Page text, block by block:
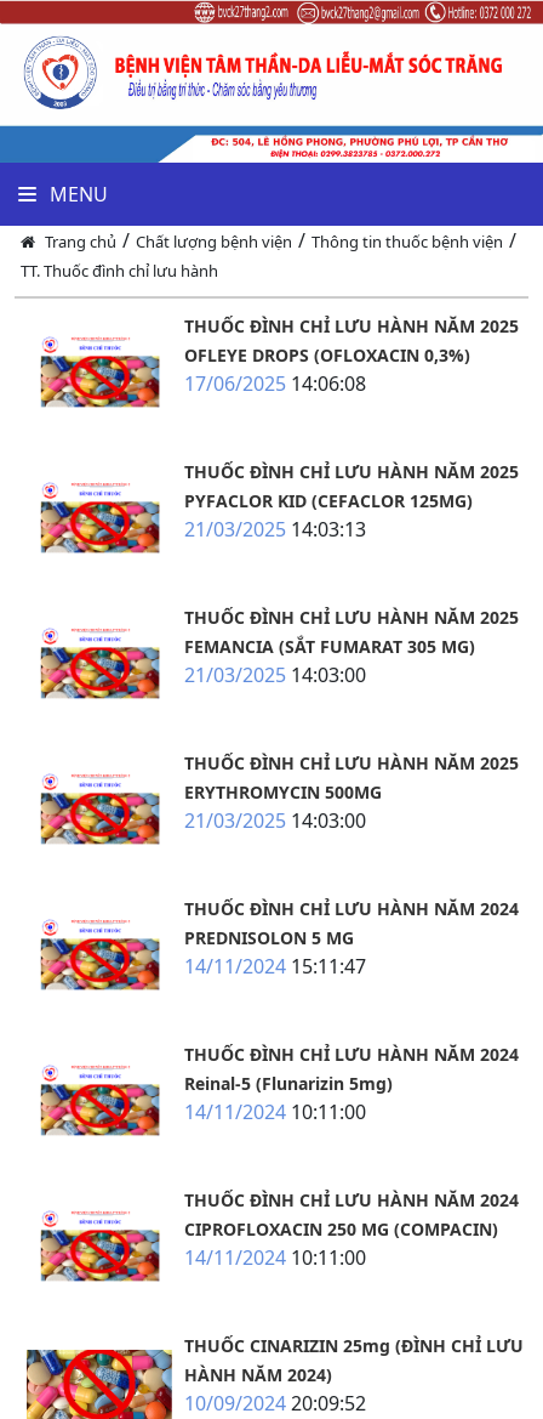
MENU
Trang chủ / Chất lượng bệnh viện / Thông tin thuốc bệnh viện /
TT. Thuốc đình chỉ lưu hành
THUỐC ĐÌNH CHỈ LƯU HÀNH NĂM 2025
OFLEYE DROPS (OFLOXACIN 0,3%)
17/06/2025 14:06:08
THUỐC ĐÌNH CHỈ LƯU HÀNH NĂM 2025
PYFACLOR KID (CEFACLOR 125MG)
21/03/2025 14:03:13
THUỐC ĐÌNH CHỈ LƯU HÀNH NĂM 2025
FEMANCIA (SẮT FUMARAT 305 MG)
21/03/2025 14:03:00
THUỐC ĐÌNH CHỈ LƯU HÀNH NĂM 2025
ERYTHROMYCIN 500MG
21/03/2025 14:03:00
THUỐC ĐÌNH CHỈ LƯU HÀNH NĂM 2024
PREDNISOLON 5 MG
14/11/2024 15:11:47
THUỐC ĐÌNH CHỈ LƯU HÀNH NĂM 2024
Reinal-5 (Flunarizin 5mg)
14/11/2024 10:11:00
THUỐC ĐÌNH CHỈ LƯU HÀNH NĂM 2024
CIPROFLOXACIN 250 MG (COMPACIN)
14/11/2024 10:11:00
THUỐC CINARIZIN 25mg (ĐÌNH CHỈ LƯU
HÀNH NĂM 2024)
10/09/202420:09:52